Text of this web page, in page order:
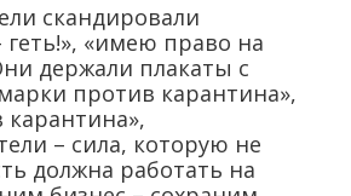
скандировали
геть!», «имею право на
держали плакаты с
против карантина»,
карантина»,
– сила, которую не
должна работать на